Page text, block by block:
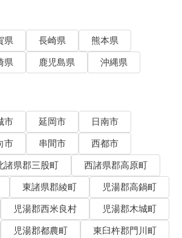
県 長崎県
熊本県
県 鹿児島県 沖縄県
市 延岡市
日南市
市 串間市
西都市
諸県郡三股町
西諸県郡高原町
東諸県郡綾町
児湯郡高鍋町
児湯郡西米良村
児湯郡木城町
児湯郡都農町
東臼杵郡門川町